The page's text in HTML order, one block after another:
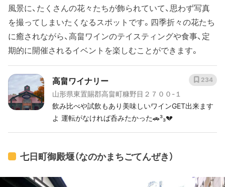
風景に、たくさんの花々たちが飾られていて、思わず写真
を撮ってしまいたくなるスポットです。四季折々の花たち
に癒されながら、高畠ワインのテイスティングや食事、定
期的に開催されるイベントを楽しむことができます。
高畠ワイナリー
山形県東置賜郡高畠町糠野目２７００-１
飲み比べや試飲もあり美味しいワインGET出来ます
よ 運転がなければ呑みたかった🚗³₃💔
234
七日町御殿堰（なのかまちごてんぜき）